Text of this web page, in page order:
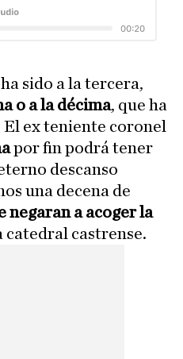
sido a la tercera,
o a la décima, que ha
ex teniente coronel
por fin podrá tener
descanso
una decena de
negaran a acoger la
catedral castrense.